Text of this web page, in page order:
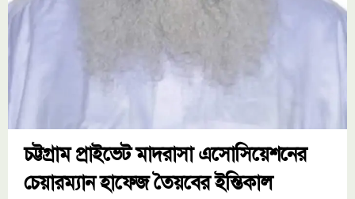
চট্টগ্রাম প্রাইভেট মাদরাসা এসোসিয়েশনের
চেয়ারম্যান হাফেজ তৈয়বের ইন্তিকাল